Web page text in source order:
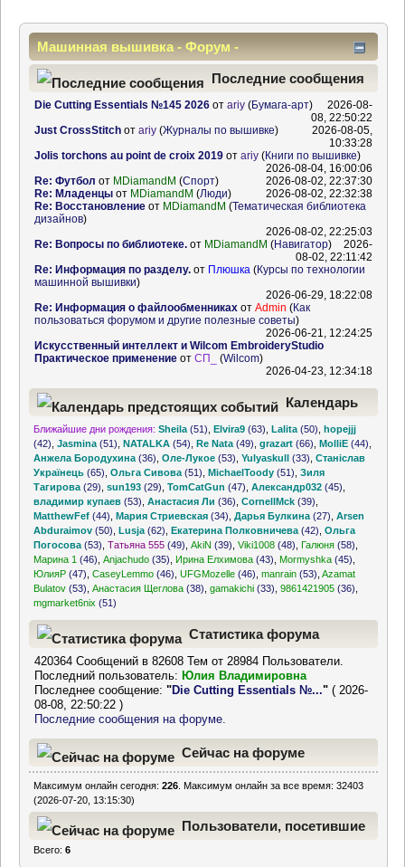
Машинная вышивка - Форум -
Информационный центр
Последние сообщения
Die Cutting Essentials №145 2026от ariy(Бумага-арт)
2026-08-
08, 22:50:22
Just CrossStitchот ariy(Журналы по вышивке)
2026-08-05,
10:33:28
Jolis torchons au point de croix 2019от ariy(Книги по вышивке)
2026-08-04, 16:00:06
Re: Футбол от MDiamandM (Спорт)
2026-08-02, 22:37:30
Re: Младенцыот MDiamandM (Люди)
2026-08-02, 22:32:38
Re: Восстановлениеот MDiamandM (Тематическая библиотека
дизайнов)
2026-08-02, 22:25:03
Re: Вопросы по библиотеке.от MDiamandM (Навигатор)
2026-
08-02, 22:11:42
Re: Информация по разделу.от Плюшка (Курсы по технологии
машинной вышивки)
2026-06-29, 18:22:08
Re: Информация о файлообменникахот Admin (Как
пользоваться форумом и другие полезные советы)
2026-06-21, 12:24:25
Искусственный интеллект и Wilcom EmbroideryStudio
Практическое применениеот СП_ (Wilcom)
2026-04-23, 12:34:18
Календарь
предстоящих событий
Ближайшие дни рождения: Sheila (51) ,Elvira9 (63) ,Lalita (50) ,hopejjj
(42) ,Jasmina (51) ,NATALKA (54) ,Re Nata (49) ,grazart (66) ,MolliE (44)
Анжела Бородухина (36) ,Оле-Лукое (53) ,Yulyaskull (33) ,Станіслав
Українець (65) ,Ольга Сивова (51) ,MichaelToody (51) ,Зиля
Тагирова (29) ,sun193 (29) ,TomCatGun (47) ,Александр032 (45)
владимир купаев (53) ,Анастасия Ли (36) ,CornellMck (39)
MatthewFef (44) ,Мария Стриевская (34) ,Дарья Булкина (27) ,Arsen
Abduraimov (50) ,Lusja (62) ,Екатерина Полковничева (42) ,Ольга
Погосова (53) ,Татьяна 555 (49) ,AkiN (39) ,Viki1008 (48) Галюня (58)
Марина 1 (46) ,Anjachudo (35) Ирина Елхимова (43) Mormyshka (45)
ЮлияР (47) ,CaseyLemmo (46) ,UFGMozelle (46) ,manrain (53) ,Azamat
Bulatov (53) ,Анастасия Щеглова (38) ,gamakichi (33) ,9861421905 (36)
mgmarket6nix (51)
Статистика форума
420364 Сообщений в 82608 Тем от 28984 Пользователи.
Последний пользователь: Юлия Владимировна
Последнее сообщение:"Die Cutting Essentials №..." ( 2026-
08-08, 22:50:22 )
Последние сообщения на форуме.
Сейчас на форуме
Максимум онлайн сегодня:226 . Максимум онлайн за все время: 32403
(2026-07-20, 13:15:30)
Пользователи, посетившие
Всего:6